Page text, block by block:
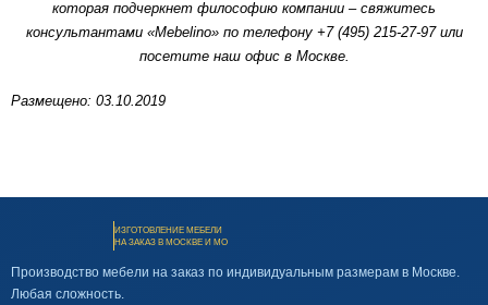
которая подчеркнет философию компании – свяжитесь
консультантами «Mebelino» по телефону +7 (495) 215-27-97 или
посетите наш офис в Москве.
Размещено: 03.10.2019
ИЗГОТОВЛЕНИЕ МЕБЕЛИ
НА ЗАКАЗ В МОСКВЕ И МО
Производство мебели на заказ по индивидуальным размерам в Москве.
Любая сложность.